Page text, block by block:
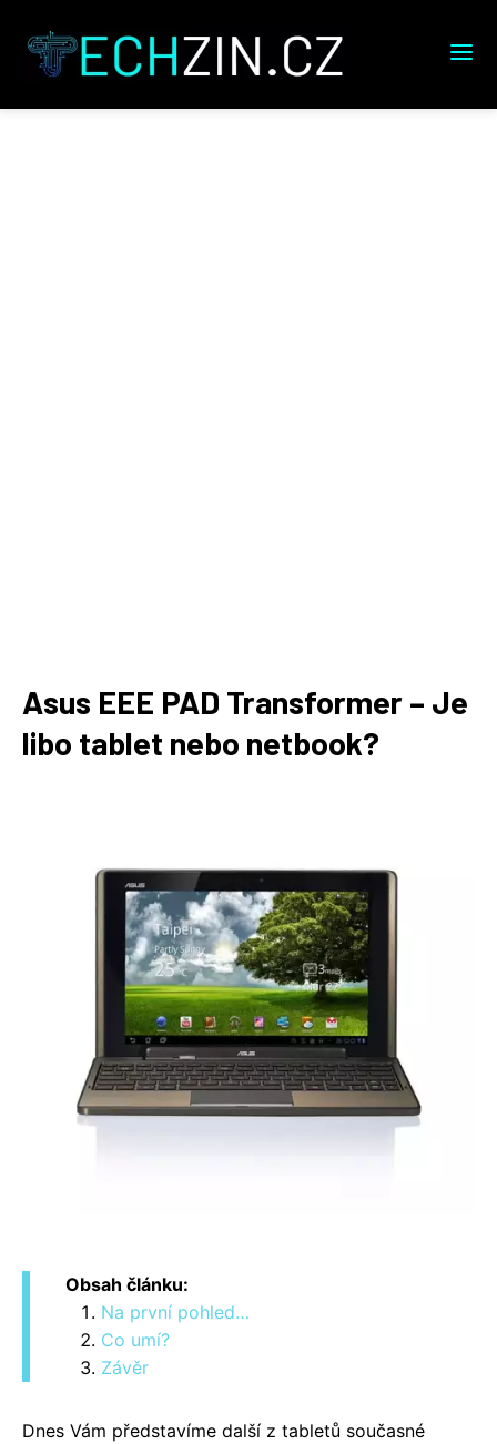
Asus EEE PAD Transformer – Je
libo tablet nebo netbook?
Obsah článku:
Na první pohled…
Co umí?
Závěr
Dnes Vám představíme další z tabletů současné